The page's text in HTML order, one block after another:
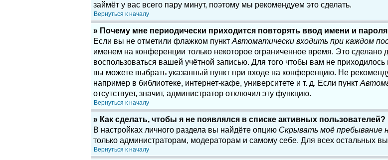
займёт у вас всего пару минут, поэтому мы рекомендуем это сделать.
Вернуться к началу
» Почему мне периодически приходится повторять ввод имени и
Если вы не отметили флажком пункт Автоматически входить при каждом
именем на конференции только некоторое ограниченное время. Это сделано
воспользоваться вашей учётной записью. Для того чтобы вам не
вы можете выбрать указанный пункт при входе на конференцию. Не
например в библиотеке, интернет-кафе, университете и т. д. Если пункт
отсутствует, значит, администратор отключил эту функцию.
Вернуться к началу
» Как сделать, чтобы я не появлялся в списке активных пользователей?
В настройках личного раздела вы найдёте опцию Скрывать моё пребывание
только администраторам, модераторам и самому себе. Для всех остальных
Вернуться к началу